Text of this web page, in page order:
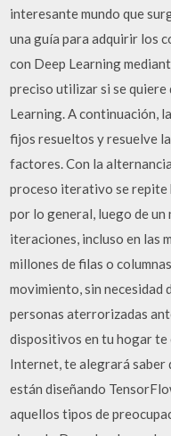
interesante mundo que
una guía para adquirir los
con Deep Learning
preciso utilizar si se
Learning. A continuación,
fijos resueltos y resuelve
factores. Con la
proceso iterativo se repite
por lo general, luego de un
iteraciones, incluso en las
millones de filas o
movimiento, sin necesidad
personas aterrorizadas
dispositivos en tu hogar te
Internet, te alegrará saber
están diseñando
aquellos tipos de